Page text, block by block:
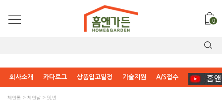
0
회사소개 카다로그 상품입고일정 기술지원 A/S접수
체인톱 체인날 91번